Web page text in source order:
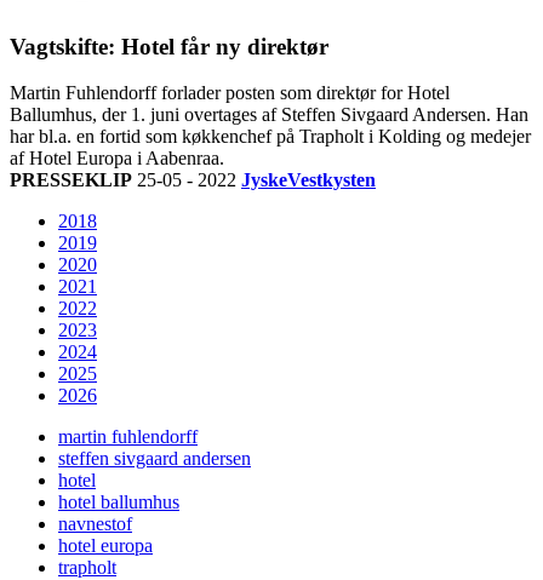
Vagtskifte: Hotel får ny direktør
Martin Fuhlendorff forlader posten som direktør for Hotel
Ballumhus, der 1. juni overtages af Steffen Sivgaard Andersen. Han
har bl.a. en fortid som køkkenchef på Trapholt i Kolding og medejer
af Hotel Europa i Aabenraa.
PRESSEKLIP 25-05 - 2022 JyskeVestkysten
2018
2019
2020
2021
2022
2023
2024
2025
2026
martin fuhlendorff
steffen sivgaard andersen
hotel
hotel ballumhus
navnestof
hotel europa
trapholt